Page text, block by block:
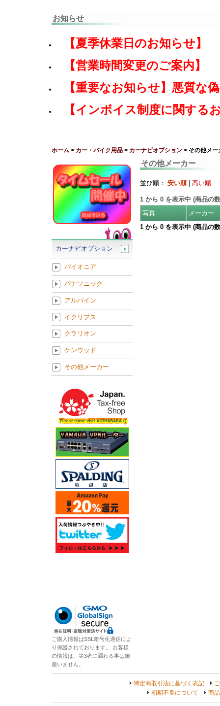
お知らせ
【夏季休業日のお知らせ】
【営業時間変更のご案内】
【重要なお知らせ】悪質な
【インボイス制度に関する
ホーム > カー・バイク用品 > カーナビオプション > その他メー
その他メーカー
並び順： 安い順| 高い順
1 から 0 を表示中 (商品の
写真
メーカー
1 から 0 を表示中 (商品の
カーナビオプション
パイオニア
パナソニック
アルパイン
イクリプス
クラリオン
ケンウッド
その他メーカー
ご購入情報はSSL暗号化通信によ
り保護されております。 お客様
の情報は、第3者に漏れる事は御
座いません。
特定商取引法に基づく表記
初期不良について
商